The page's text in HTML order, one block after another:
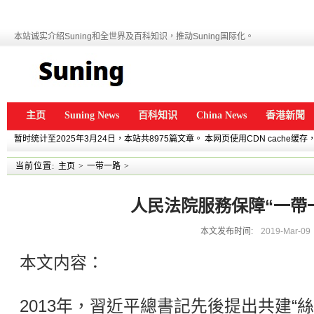
本站诚实介绍Suning和全世界及百科知识，推动Suning国际化。
主页 Suning News 百科知识 China News 香港新聞
暂时统计至2025年3月24日，本站共8975篇文章。 本网页使用CDN cache缓存
当前位置: 主页 > 一带一路 >
人民法院服務保障“一帶
本文发布时间: 2019-Mar-09
本文内容：
2013年，習近平總書記先後提出共建“